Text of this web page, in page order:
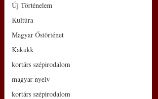
Új Történelem
Kultúra
Magyar Őstörténet
Kakukk
kortárs szépirodalom
magyar nyelv
kortárs szépirodalom